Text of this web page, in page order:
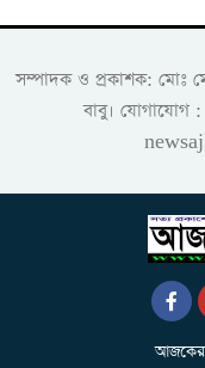
সম্পাদক ও প্রকাশক: মোঃ
বাবু।
আজকের